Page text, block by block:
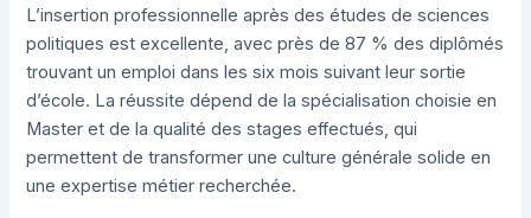
L’insertion professionnelle après des études de sciences
politiques est excellente, avec près de 87 % des diplômés
trouvant un emploi dans les six mois suivant leur sortie
d’école. La réussite dépend de la spécialisation choisie en
Master et de la qualité des stages effectués, qui
permettent de transformer une culture générale solide en
une expertise métier recherchée.